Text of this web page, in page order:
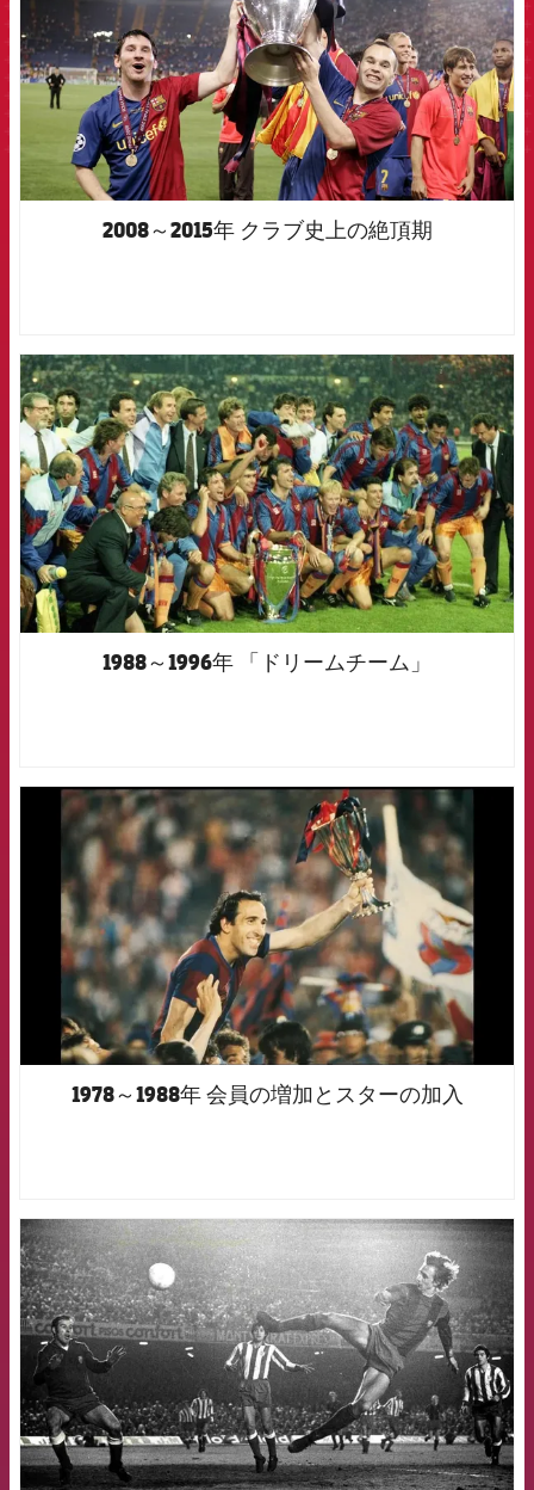
2008～2015年 クラブ史上の絶頂期
FCB Barcelona badge
1988～1996年 「ドリームチーム」
FCB Barcelona badge
1978～1988年 会員の増加とスターの加入
FCB Barcelona badge